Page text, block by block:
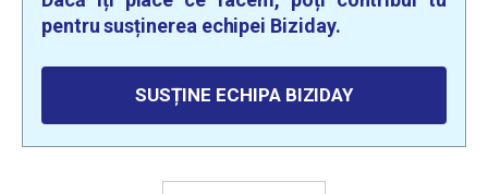
pentru susținerea echipei Biziday.
SUSȚINE ECHIPA BIZIDAY